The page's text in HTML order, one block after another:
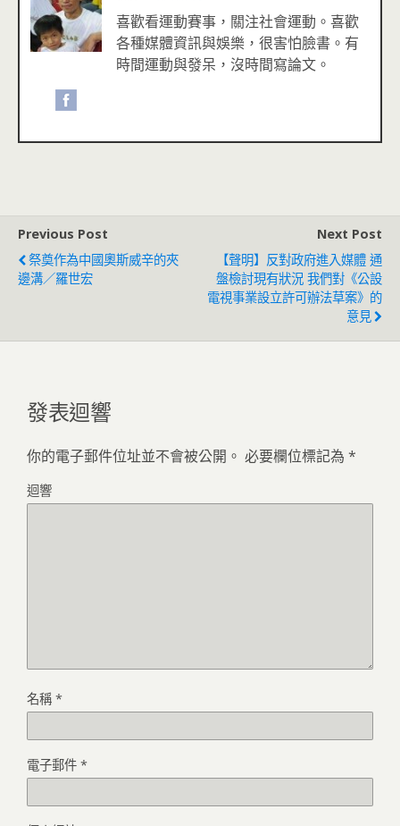
喜歡看運動賽事，關注社會運動。喜歡
各種媒體資訊與娛樂，很害怕臉書。有
時間運動與發呆，沒時間寫論文。
Previous Post
祭奠作為中國奧斯威辛的夾
邊溝／羅世宏
Next Post
【聲明】反對政府進入媒體 通
盤檢討現有狀況 我們對《公設
電視事業設立許可辦法草案》的
意見
發表迴響
你的電子郵件位址並不會被公開。 必要欄位標記為 *
迴響
名稱 *
電子郵件 *